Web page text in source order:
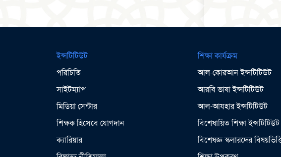
ইন্সটিটিউট
পরিচিতি
সাইটম্যাপ
মিডিয়া সেন্টার
শিক্ষক হিসেবে যোগদান
ক্যারিয়ার
শিক্ষা কার্যক্রম
আল-কোরআন ইন্সটিটিউট
আরবি ভাষা ইন্সটিটিউট
আল-আযহার ইন্সটিটিউট
বিশেষায়িত শিক্ষা ইন্সটিটিউট
বিশেষজ্ঞ স্কলারদের